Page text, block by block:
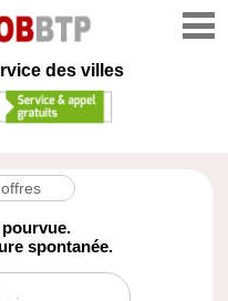
des villes
spontanée.